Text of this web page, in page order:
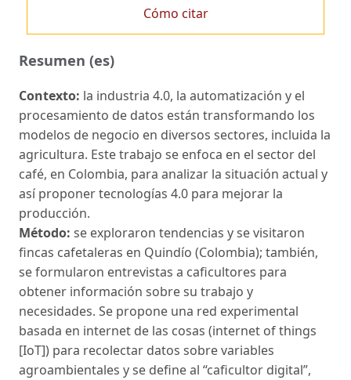
Cómo citar
Resumen (es)
Contexto: la industria 4.0, la automatización y el
procesamiento de datos están transformando los
modelos de negocio en diversos sectores, incluida la
agricultura. Este trabajo se enfoca en el sector del
café, en Colombia, para analizar la situación actual y
así proponer tecnologías 4.0 para mejorar la
producción.
Método: se exploraron tendencias y se visitaron
fincas cafetaleras en Quindío (Colombia); también,
se formularon entrevistas a caficultores para
obtener información sobre su trabajo y
necesidades. Se propone una red experimental
basada en internet de las cosas (internet of things
[IoT]) para recolectar datos sobre variables
agroambientales y se define al “caficultor digital”,